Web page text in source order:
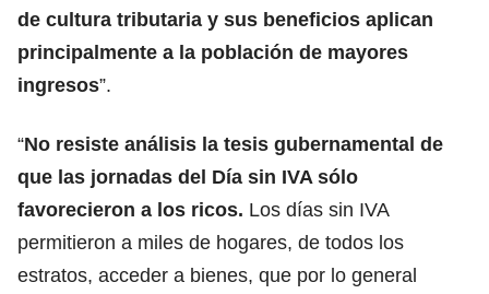
de cultura tributaria y sus beneficios aplican
principalmente a la población de mayores
ingresos”.
“No resiste análisis la tesis gubernamental de
que las jornadas del Día sin IVA sólo
favorecieron a los ricos. Los días sin IVA
permitieron a miles de hogares, de todos los
estratos, acceder a bienes, que por lo general